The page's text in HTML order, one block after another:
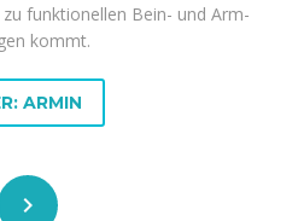
funktionellen Bein- und Arm-
kommt.
ARMIN

